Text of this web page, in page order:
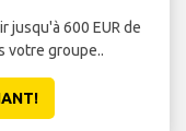
jusqu'à 600 EUR de
votre groupe..